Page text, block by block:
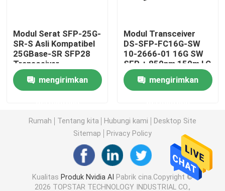
Pemancar Optik Finisar
Kartu Adaptor Jaringan
Brocade FC SFP Modul
Sakelar SAN Brokat
Lisensi POD Brokat
Modul Serat SFP-25G-
SR-S Asli Kompatibel
25GBase-SR SFP28
Transceiver
mengirimkan
Modul Transceiver
DS-SFP-FC16G-SW
10-2666-01 16G SW
SFP + 850nm 150m LC
MMF asli
mengirimkan
Rumah Tentang kita Hubungi kami
Desktop Site
Sitemap
Privacy Policy
Kualitas Produk Nvidia AI
Pabrik cina.Copyright ©
2026 TOPSTAR TECHNOLOGY INDUSTRIAL CO.,